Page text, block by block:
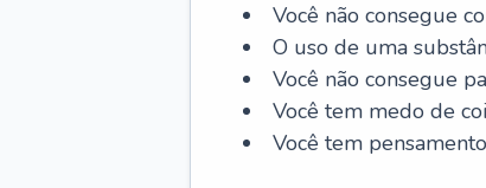
Você não consegue
O uso de uma
Você não consegue
Você tem medo de
Você tem